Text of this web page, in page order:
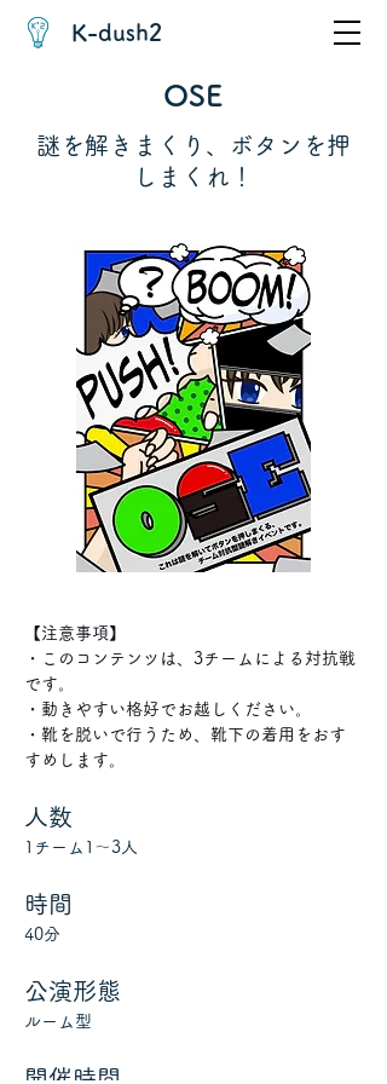
K-dush2
OSE
謎を解きまくり、ボタンを押
しまくれ！
【注意事項】
・このコンテンツは、3チームによる対抗戦
です。
・動きやすい格好でお越しください。
・靴を脱いで行うため、靴下の着用をおす
すめします。
人数
1チーム1～3人
時間
40分
公演形態
ルーム型
開催時間